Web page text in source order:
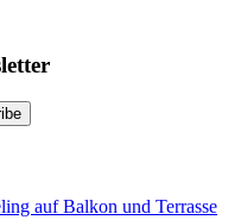
auf Balkon und Terrasse